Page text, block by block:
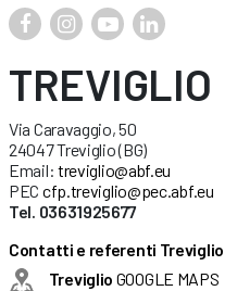
TREVIGLIO
Via Caravaggio, 50
24047 Treviglio (BG)
Email: treviglio@abf.eu
PEC cfp.treviglio@pec.abf.eu
Tel. 03631925677
Contatti e referenti Treviglio
Treviglio GOOGLE MAPS